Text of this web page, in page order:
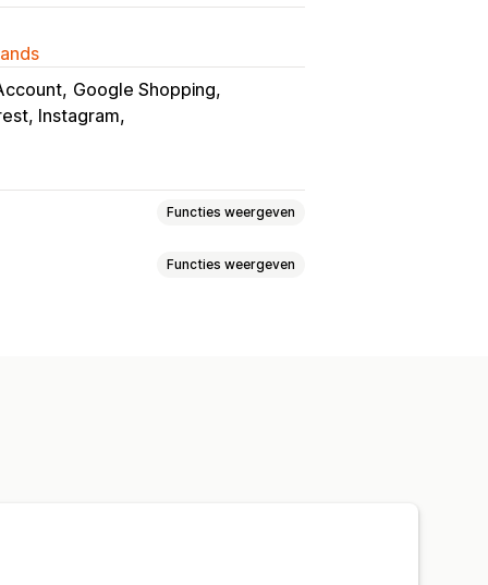
Google Shopping
Instagram
Functies weergeven
Functies weergeven